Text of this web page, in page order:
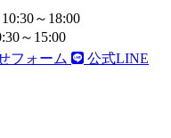
～18:00
～15:00
フォーム 公式LINE